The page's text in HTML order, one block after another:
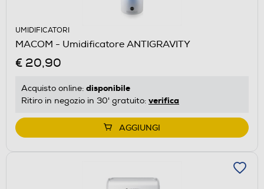
UMIDIFICATORI
MACOM - Umidificatore ANTIGRAVITY
€ 20,90
Acquisto online: disponibile
Ritiro in negozio in 30' gratuito: verifica
AGGIUNGI